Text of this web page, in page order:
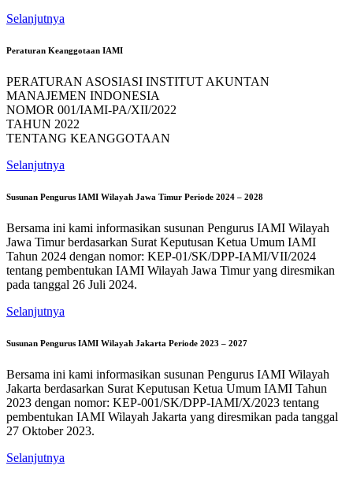
Selanjutnya
Peraturan Keanggotaan IAMI
PERATURAN ASOSIASI INSTITUT AKUNTAN
MANAJEMEN INDONESIA
NOMOR 001/IAMI-PA/XII/2022
TAHUN 2022
TENTANG KEANGGOTAAN
Selanjutnya
Susunan Pengurus IAMI Wilayah Jawa Timur Periode 2024 – 2028
Bersama ini kami informasikan susunan Pengurus IAMI Wilayah
Jawa Timur berdasarkan Surat Keputusan Ketua Umum IAMI
Tahun 2024 dengan nomor: KEP-01/SK/DPP-IAMI/VII/2024
tentang pembentukan IAMI Wilayah Jawa Timur yang diresmikan
pada tanggal 26 Juli 2024.
Selanjutnya
Susunan Pengurus IAMI Wilayah Jakarta Periode 2023 – 2027
Bersama ini kami informasikan susunan Pengurus IAMI Wilayah
Jakarta berdasarkan Surat Keputusan Ketua Umum IAMI Tahun
2023 dengan nomor: KEP-001/SK/DPP-IAMI/X/2023 tentang
pembentukan IAMI Wilayah Jakarta yang diresmikan pada tanggal
27 Oktober 2023.
Selanjutnya